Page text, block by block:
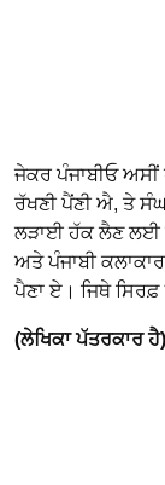
ਜੇਕਰ ਪੰਜਾਬੀਓ
ਰੱਖਣੀ ਪੈਂਣੀ ਐ, ਤੇ
ਲੜਾਈ ਹੱਕ ਲੈਣ ਲਈ
ਅਤੇ ਪੰਜਾਬੀ
ਪੈਣਾ ਏ। ਜਿਥੇ
(ਲੇਖਿਕਾ ਪੱਤਰਕਾਰ ਹੈ)